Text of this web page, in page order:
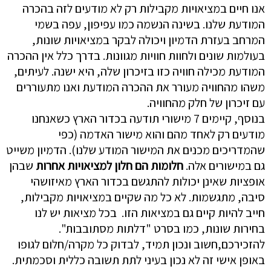
אנו חיים במציאויות מקבילות רק לא מודעים לזה בהכרה
המודעת שלנו. בשינה הנשמה כמו עפיפון, עפה בשמי
המרחב בעזרת הדמיון ויכולה לבקר במציאויות שונות,
בעולמות שונים ולחוות חוויות מגוונות. בדרך כלל אין ההכרה
המודעת מכילה חוויה כזו בזיכרון שלה, היא ישנה. לעיתים,
משהו מהחוויה מעורר את ההכרה המודעת ואנו מתעוררים
עם זיכרון של חלק מהחוויה.
בנוסף, קיימים 7 מישורי תודעה בכדור הארץ כשאנחנו
מודעים רק לאחד מהם והוא מישור האדמה (כפי
שהמדריכים מכנים את המישור המודע שלנו). הדמיון משייט
גם במישורים אלה.חלומות הם חלון למציאויות אחרות שבהן
אופציות שאינן יכולות להתגשם בכדור הארץ מאיזושהי
סיבה, מתגשמות. לא כל מה שקיים במציאויות מקבילות,
חייב להיות קיים גם במציאות הזו. בכל מציאות יש לנו
בחירות שונות, כמו בסרט "דלתות מסתובבות".
להזכירכם,חשוב ונכון תמיד, לבדוק כל מקרה/חלום לגופו
באופן אישי זה לא נכון בעיני לתת תשובה כללית וסכמתית.